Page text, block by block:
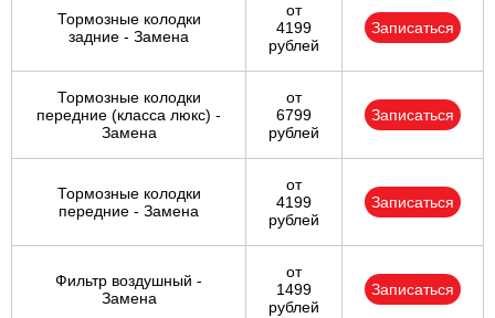
Тормозные колодки
задние - Замена
от
4199
рублей
Записаться
Тормозные колодки
передние (класса люкс) -
Замена
от
6799
рублей
Записаться
Тормозные колодки
передние - Замена
от
4199
рублей
Записаться
Фильтр воздушный -
Замена
от
1499
рублей
Записаться